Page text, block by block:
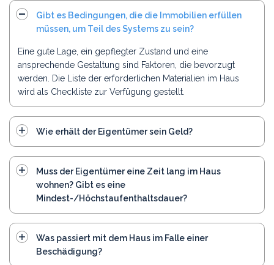
Gibt es Bedingungen, die die Immobilien erfüllen
müssen, um Teil des Systems zu sein?
Eine gute Lage, ein gepflegter Zustand und eine
ansprechende Gestaltung sind Faktoren, die bevorzugt
werden. Die Liste der erforderlichen Materialien im Haus
wird als Checkliste zur Verfügung gestellt.
Wie erhält der Eigentümer sein Geld?
Muss der Eigentümer eine Zeit lang im Haus
wohnen? Gibt es eine
Mindest-/Höchstaufenthaltsdauer?
Was passiert mit dem Haus im Falle einer
Beschädigung?